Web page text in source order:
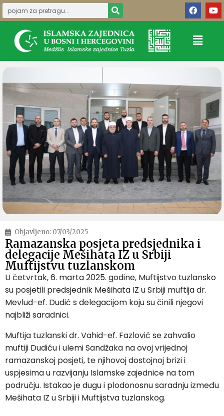
Objavljeno: 07/03/2025
Ramazanska posjeta predsjednika i
delegacije Mešihata IZ u Srbiji
Muftijstvu tuzlanskom
U četvrtak, 6. marta 2025. godine, Muftijstvo tuzlansko
su posjetili predsjednik Mešihata IZ u Srbiji muftija dr.
Mevlud-ef. Dudić s delegacijom koju su činili njegovi
najbliži saradnici.
Muftija tuzlanski dr. Vahid-ef. Fazlović se zahvalio
muftiji Dudiću i ulemi Sandžaka na ovoj vrijednoj
ramazanskoj posjeti, te njihovoj dostojnoj brizi i
uspjesima u razvijanju Islamske zajednice na tom
području. Istakao je dugu i plodonosnu saradnju između
Mešihata IZ u Srbiji i Muftijstva tuzlanskog.